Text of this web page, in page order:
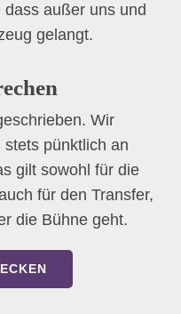
außer uns und
gelangt.
Wir
pünktlich an
gilt sowohl für die
für den Transfer,
die Bühne geht.